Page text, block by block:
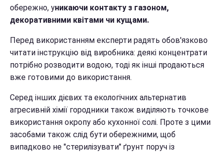
обережно, уникаючи контакту з газоном,
декоративними квітами чи кущами.
Перед використанням експерти радять обов'язково
читати інструкцію від виробника: деякі концентрати
потрібно розводити водою, тоді як інші продаються
вже готовими до використання.
Серед інших дієвих та екологічних альтернатив
агресивній хімії городники також виділяють точкове
використання окропу або кухонної солі. Проте з цими
засобами також слід бути обережними, щоб
випадково не "стерилізувати" ґрунт поруч із